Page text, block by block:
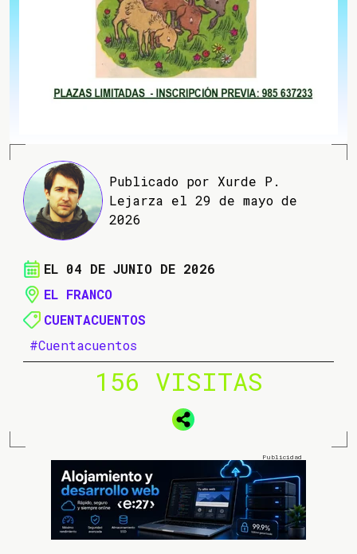
Publicado por Xurde P.
Lejarza el 29 de mayo de
2026
EL 04 DE JUNIO DE 2026
EL FRANCO
CUENTACUENTOS
#Cuentacuentos
156 VISITAS